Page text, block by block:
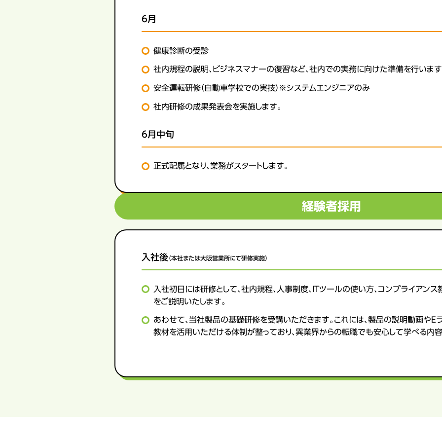
6月
健康診断の受診
社内規程の説明、ビジネスマナーの復習など、社内での実務に向けた準備を行います
安全運転研修（自動車学校での実技）※システムエンジニアのみ
社内研修の成果発表会を実施します。
6月中旬
正式配属となり、業務がスタートします。
経験者採用
入社後（本社または大阪営業所にて研修実施）
入社初日には研修として、社内規程、人事制度、ITツールの使い方、コンプライアン
をご説明いたします。
あわせて、当社製品の基礎研修を受講いただきます。これには、製品の説明動画やE
教材を活用いただける体制が整っており、異業界からの転職でも安心して学べる内容